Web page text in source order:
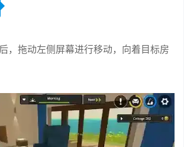
，拖动左侧屏幕进行移动，向着目标房